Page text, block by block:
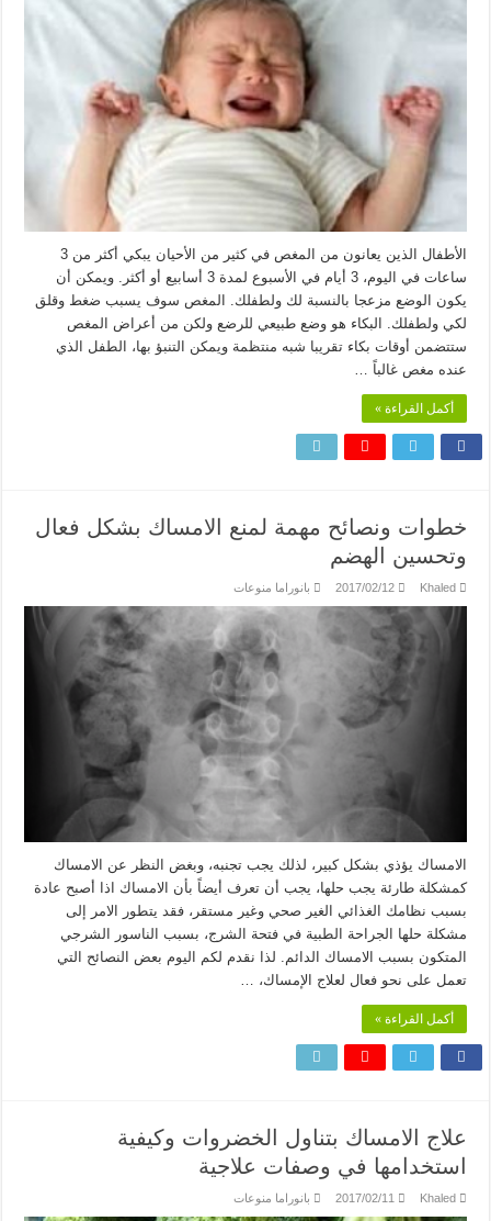
الأطفال الذين يعانون من المغص في كثير من الأحيان يبكي أكثر من 3
ساعات في اليوم، 3 أيام في الأسبوع لمدة 3 أسابيع أو أكثر. ويمكن أن
يكون الوضع مزعجا بالنسبة لك ولطفلك. المغص سوف يسبب ضغط وقلق
لكي ولطفلك. البكاء هو وضع طبيعي للرضع ولكن من أعراض المغص
ستتضمن أوقات بكاء تقريبا شبه منتظمة ويمكن التنبؤ بها، الطفل الذي
عنده مغص غالباً …
أكمل القراءة »
خطوات ونصائح مهمة لمنع الامساك بشكل فعال
وتحسين الهضم
Khaled
2017/02/12 بانوراما منوعات
الامساك يؤذي بشكل كبير، لذلك يجب تجنبه، وبغض النظر عن الامساك
كمشكلة طارئة يجب حلها، يجب أن تعرف أيضاً بأن الامساك اذا أصبح عادة
بسبب نظامك الغذائي الغير صحي وغير مستقر، فقد يتطور الامر إلى
مشكلة حلها الجراحة الطبية في فتحة الشرج، بسبب الناسور الشرجي
المتكون بسبب الامساك الدائم. لذا نقدم لكم اليوم بعض النصائح التي
تعمل على نحو فعال لعلاج الإمساك، …
أكمل القراءة »
علاج الامساك بتناول الخضروات وكيفية
استخدامها في وصفات علاجية
Khaled
2017/02/11 بانوراما منوعات